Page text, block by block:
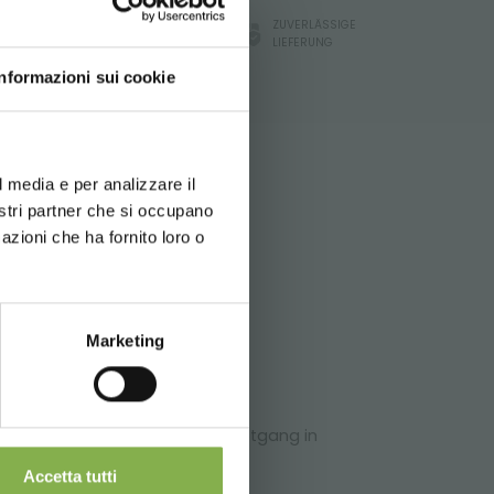
sui cookie
e per analizzare il
partner che si occupano
che ha fornito loro o
Marketing
Accetta tutti
ZUVERLÄSSIGE
LIEFERUNG
GONDEL Sets
der Operativität der
auf die Verkaufsstelle.
Einladung sich von dem Hauptgang in
die Option
sich,